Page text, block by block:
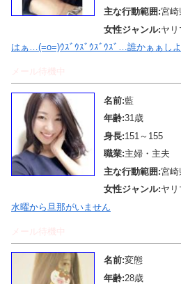
主な行動範囲:宮崎
女性ジャンル:ヤ
はぁ…(=o=)ｳｽﾞｳｽﾞｳｽﾞｳｽﾞ…誰かぁぁし
メール待機中
名前:藍
年齢:31歳
身長:151～155
職業:主婦・主夫
主な行動範囲:宮崎
女性ジャンル:ヤ
水曜から旦那がいません
メール待機中
名前:変態
年齢:28歳